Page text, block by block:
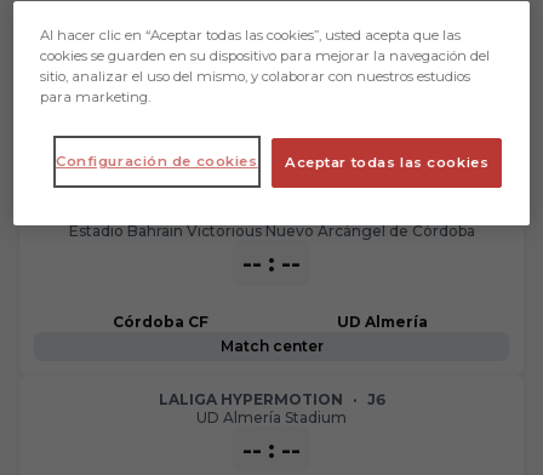
UD Almería Stadium
UD Almería
Cádiz CF
Match center
Estadio Bahrain Victorious Nuevo Arcángel de Córdoba
Córdoba CF
-- : --
UD Almería
Match center
LALIGA HYPERMOTION · J6
UD Almería Stadium
-- : --
Al hacer clic en “Aceptar todas las cookies”, usted acepta que las
cookies se guarden en su dispositivo para mejorar la navegación del
sitio, analizar el uso del mismo, y colaborar con nuestros estudios
para marketing.
Aceptar todas las cookies
Configuración de cookies